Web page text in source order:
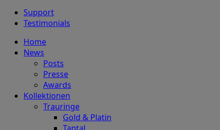
Support
Testimonials
Home
News
Posts
Presse
Awards
Kollektionen
Trauringe
Gold & Platin